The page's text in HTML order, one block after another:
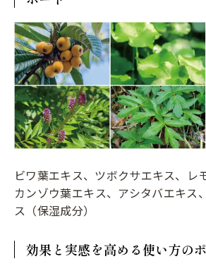
ビワ葉エキス、ツボクサエキス、レ
カンゾウ葉エキス、アシタバエキス
ス（保湿成分）
効果と実感を高める使い方の